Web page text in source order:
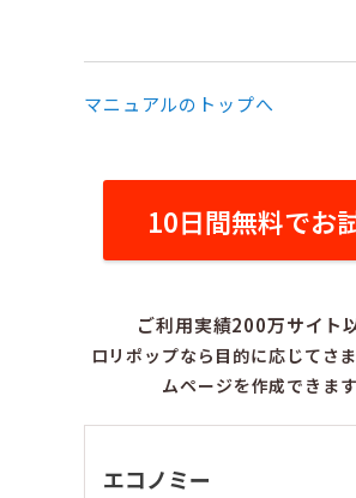
マニュアルのトップへ
10日間無料でお
ご利用実績200万サイト
ロリポップなら目的に応じてさ
ムページを作成できます
エコノミー